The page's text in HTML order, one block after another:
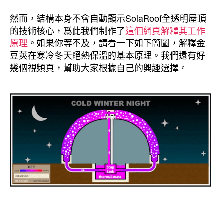
然而，結構本身不會自動顯示SolaRoof全透明屋頂
的技術核心，爲此我們制作了這個網頁解釋其工作
原理 。如果你等不及，請看一下如下簡圖，解釋金
豆莢在寒冷冬天絕熱保溫的基本原理。我們還有好
幾個視頻頁，幫助大家根據自己的興趣選擇。